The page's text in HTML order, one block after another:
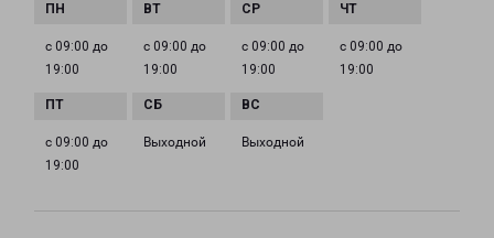
с 09:00 до
19:00
с 09:00 до
19:00
с 09:00 до
19:00
с 09:00 до
19:00
с 09:00 до
19:00
Выходной Выходной